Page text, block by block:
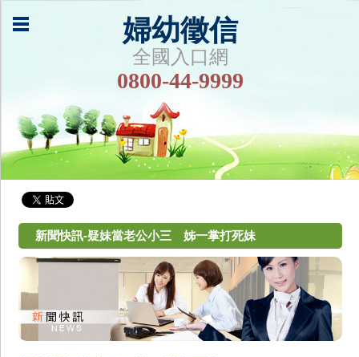
婦幼徵信
全國入口網
0800-44-9999
新聞快訊-疑妹當老公小三 姊一掌打死妹